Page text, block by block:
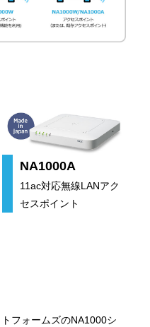
NA1000A
11ac対応無線LANアク
セスポイント
トフォームズのNA1000シ